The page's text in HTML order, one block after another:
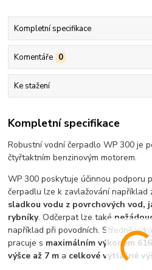
Kompletní specifikace
Komentáře 0
Ke stažení
Kompletní specifikace
Robustní vodní čerpadlo WP 300 je
čtyřtaktním benzinovým motorem.
WP 300 poskytuje účinnou podporu
čerpadlu lze k zavlažování například
sladkou vodu z povrchových vod,
rybníky. Odčerpat lze také
například při povodních. Středně
pracuje s maximálním výkonem
výšce až 7 m a celkové výtlačné